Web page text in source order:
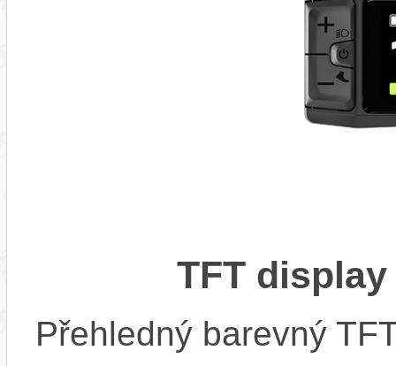
TFT display
Přehledný barevný